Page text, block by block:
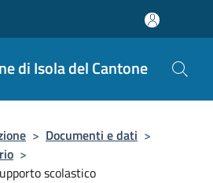
di Isola del Cantone
> Documenti e dati >
>
scolastico